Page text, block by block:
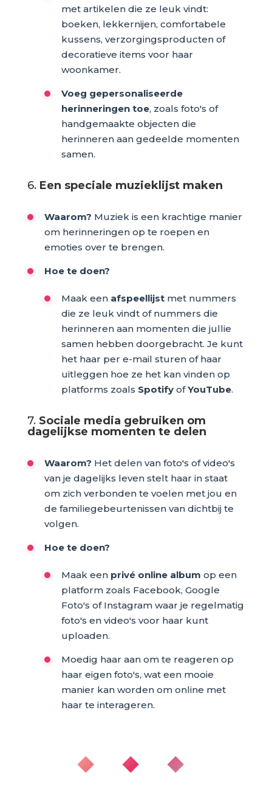
met artikelen die ze leuk vindt:
boeken, lekkernijen, comfortabele
kussens, verzorgingsproducten of
decoratieve items voor haar
woonkamer.
Voeg gepersonaliseerde
herinneringen toe, zoals foto's of
handgemaakte objecten die
herinneren aan gedeelde momenten
samen.
6. Een speciale muzieklijst maken
Waarom? Muziek is een krachtige manier
om herinneringen op te roepen en
emoties over te brengen.
Hoe te doen?
Maak een afspeellijstmet nummers
die ze leuk vindt of nummers die
herinneren aan momenten die jullie
samen hebben doorgebracht. Je kunt
het haar per e-mail sturen of haar
uitleggen hoe ze het kan vinden op
platforms zoals SpotifyofYouTube.
7. Sociale media gebruiken om
dagelijkse momenten te delen
Waarom? Het delen van foto's of video's
van je dagelijks leven stelt haar in staat
om zich verbonden te voelen met jou en
de familiegebeurtenissen van dichtbij te
volgen.
Hoe te doen?
Maak een privé online album op een
platform zoals Facebook, Google
Foto's of Instagram waar je regelmatig
foto's en video's voor haar kunt
uploaden.
Moedig haar aan om te reageren op
haar eigen foto's, wat een mooie
manier kan worden om online met
haar te interageren.
◆ ◆ ◆